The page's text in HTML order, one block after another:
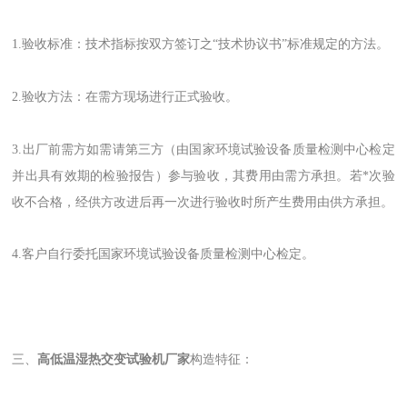
1.验收标准：技术指标按双方签订之“技术协议书”标准规定的方法。
2.验收方法：在需方现场进行正式验收。
3.出厂前需方如需请第三方（由国家环境试验设备质量检测中心检定
并出具有效期的检验报告）参与验收，其费用由需方承担。若*次验
收不合格，经供方改进后再一次进行验收时所产生费用由供方承担。
4.客户自行委托国家环境试验设备质量检测中心检定。
三、高低温湿热交变试验机厂家构造特征：